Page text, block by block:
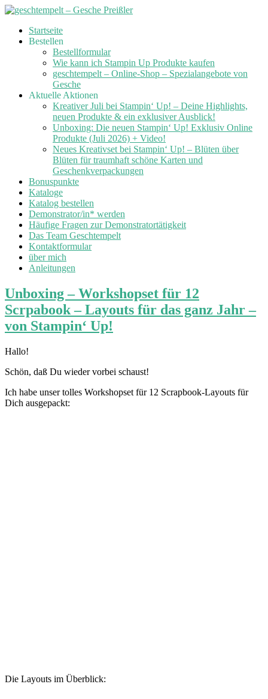
Skip
Startseite
Bestellen
Bestellformular
Wie kann ich Stampin Up Produkte kaufen
geschtempelt – Online-Shop – Spezialangebote von
Gesche
Aktuelle Aktionen
Kreativer Juli bei Stampin‘ Up! – Deine Highlights,
neuen Produkte & ein exklusiver Ausblick!
Unboxing: Die neuen Stampin‘ Up! Exklusiv Online
Produkte (Juli 2026) + Video!
Neues Kreativset bei Stampin‘ Up! – Blüten über
Blüten für traumhaft schöne Karten und
Geschenkverpackungen
Bonuspunkte
Kataloge
Katalog bestellen
Demonstrator/in* werden
Häufige Fragen zur Demonstratortätigkeit
Das Team Geschtempelt
Kontaktformular
über mich
Anleitungen
Unboxing – Workshopset für 12
Scrpabook – Layouts für das ganz Jahr –
von Stampin‘ Up!
Hallo!
Schön, daß Du wieder vorbei schaust!
Ich habe unser tolles Workshopset für 12 Scrapbook-Layouts für
Dich ausgepackt:
Die Layouts im Überblick: